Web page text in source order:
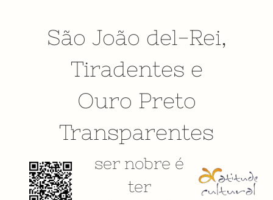
São João del-Rei,
Tiradentes e
Ouro Preto
Transparentes
ser nobre é
ter